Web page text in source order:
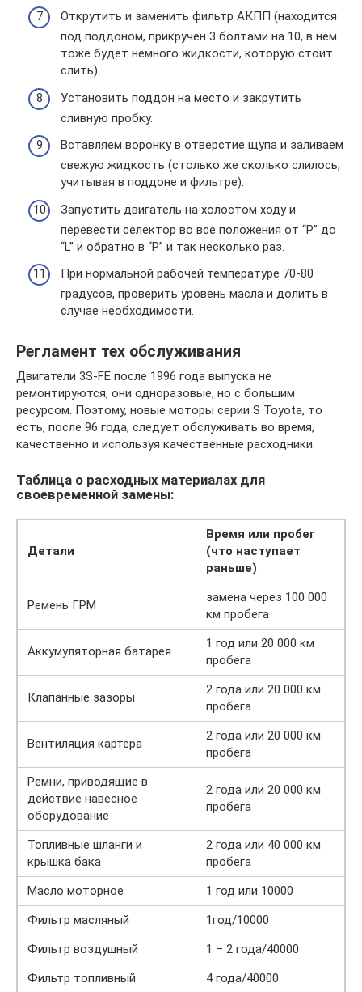
Открутить и заменить фильтр АКПП (находится
под поддоном, прикручен 3 болтами на 10, в нем
тоже будет немного жидкости, которую стоит
слить).
Установить поддон на место и закрутить
сливную пробку.
Вставляем воронку в отверстие щупа и заливаем
свежую жидкость (столько же сколько слилось,
учитывая в поддоне и фильтре).
Запустить двигатель на холостом ходу и
перевести селектор во все положения от “P” до
“L” и обратно в “P” и так несколько раз.
При нормальной рабочей температуре 70-80
градусов, проверить уровень масла и долить в
случае необходимости.
Регламент тех обслуживания
Двигатели 3S-FE после 1996 года выпуска не
ремонтируются, они одноразовые, но с большим
ресурсом. Поэтому, новые моторы серии S Toyota, то
есть, после 96 года, следует обслуживать во время,
качественно и используя качественные расходники.
Таблица о расходных материалах для
своевременной замены:
Детали
Время или пробег
(что наступает
раньше)
Ремень ГРМ
замена через 100 000
км пробега
Аккумуляторная батарея
1 год или 20 000 км
пробега
Клапанные зазоры
2 года или 20 000 км
пробега
Вентиляция картера
2 года или 20 000 км
пробега
Ремни, приводящие в
действие навесное
оборудование
2 года или 20 000 км
пробега
Топливные шланги и
крышка бака
2 года или 40 000 км
пробега
Масло моторное
1 год или 10000
Фильтр масляный
1год/10000
Фильтр воздушный
1 – 2 года/40000
Фильтр топливный
4 года/40000